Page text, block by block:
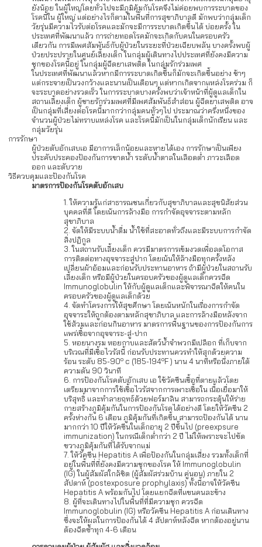
ยังน้อย ในผู้ใหญ่โดยทั่วไปจะมีภูมิคุ้มกันโรคจึงไม่ค่อยพบการระบาดของ
โรคนี้ใน ผู้ใหญ่ แต่อย่างไรก็ตามในพื้นที่การสุขาภิบาลดี มักพบว่ากลุ่มเด็ก
วัยรุ่นมีความไวรับต่อโรคและมักจะมีการระบาดเกิดขึ้นได้ บ่อยครั้ง ใน
ประเทศที่พัฒนาแล้ว การถ่ายทอดโรคมักจะเกิดกับคนในครอบครัว
เดียวกัน การมีเพศสัมพันธ์กับผู้ป่วยในระยะที่ป่วยเฉียบพลัน บางครั้งพบผู้
ป่วยประปรายในศูนย์เลี้ยงเด็ก ในกลุ่มผู้เดินทางไปประเทศที่ยังคงมีความ
ชุกของโรคนี้อยู่ ในกลุ่มผู้ฉีดยาเสพติด ในกลุ่มรักร่วมเพศ
ในประเทศที่พัฒนาแล้วหากมีการระบาดเกิดขึ้นก็มักจะเกิดขึ้นอย่าง ช้าๆ
แต่กระจายเป็นวงกว้างและนานเป็นเดือนๆ แต่หากเกิดจากแหล่งโรคร่วม ก็
จะระบาดอย่างรวดเร็ว ในการระบาดบางครั้งพบว่าเจ้าหน้าที่ผู้ดูแลเด็กใน
สถานเลี้ยงเด็ก ผู้ชายรักร่วมเพศที่มีเพศสัมพันธ์สำส่อน ผู้ฉีดยาเสพติด อาจ
เป็นกลุ่มที่เสี่ยงต่อโรคนี้มากกว่ากลุ่มคนทั่วๆไป ประมาณว่าครึ่งหนึ่งของ
จำนวนผู้ป่วยไม่ทราบแหล่งโรค และโรคนี้มักเป็นในกลุ่มเด็กนักเรียน และ
กลุ่มวัยรุ่น
การรักษา
ผู้ป่วยตับอักเสบเอ มีอาการเล็กน้อยและหายได้เอง การรักษาเป็นเพียง
ประคับประคองป้องกันการขาดน้ำ ระดับน้ำตาลในเลือดต่ำ ภาวะเลือด
ออก และตับวาย
วิธีควบคุมและป้องกันโรค
มาตรการป้องกันโรคตับอักเสบ
ให้ความรู้แก่สาธารณชนเกี่ยวกับสุขาภิบาลและสุขนิสัยส่วน
บุคคลที่ดี โดยเน้นการล้างมือ การกำจัดอุจจาระตามหลัก
สุขาภิบาล
จัดให้มีระบบน้ำดื่ม น้ำใช้ที่สะอาดทั่วถึงและมีระบบการกำจัด
สิ่งปฏิกูล
ในสถานรับเลี้ยงเด็ก ควรมีมาตรการเข้มงวดเพื่อลดโอกาส
การติดต่อทางอุจจาระสู่ปาก โดยเน้นให้ล้างมือทุกครั้งหลัง
เปลี่ยนผ้าอ้อมและก่อนรับประทานอาหาร ถ้ามีผู้ป่วยในสถานรับ
เลี้ยงเด็ก หรือมีผู้ป่วยในครอบครัวของผู้ดูแลเด็กควรฉีด
Immunoglobulin ให้กับผู้ดูแลเด็กและพิจารณาฉีดให้คนใน
ครอบครัวของผู้ดูแลเด็กด้วย
จัดทำโครงการให้สุขศึกษา โดยเน้นหนักในเรื่องการกำจัด
อุจจาระให้ถูกต้องตามหลักสุขาภิบาล และการล้างมือหลังจาก
ใช้ส้วมและก่อนกินอาหาร มาตรการพื้นฐานของการป้องกันการ
แพร่เชื้อจากอุจจาระ-สู่-ปาก
หอยนางรม หอยกาบและสัตว์น้ำจำพวกมีเปลือก ที่เก็บจาก
บริเวณที่มีเชื้อไวรัสนี้ ก่อนรับประทานควรทำให้สุกด้วยความ
ร้อน ระดับ 85-90o c (185-194oF ) นาน 4 นาทีหรือนึ่งภายใต้
ความดัน 90 วินาที
การป้องกันโรคตับอักเสบ เอ ใช้วัคซีนเชื้อที่ตายแล้วโดย
เตรียมมาจากการใช้เชื้อไวรัสจากการเพาะเชื้อใน เนื้อเยื่อมาให้
บริสุทธิ์ และทำลายฤทธ์ด้วยฟอร์มาลิน สามารถกระตุ้นให้ร่าย
กายสร้างภูมิคุ้มกันในการป้องกันโรคได้อย่างดี โดยให้วัคซีน 2
ครั้งห่างกัน 6 เดือน ภูมิคุ้มกันที่เกิดขึ้น สามารถป้องกันได้ นาน
มากกว่า 10 ปีให้วัคซีนในเด็กอายุ 2 ปีขึ้นไป (preexpsure
immunization) ในกรณีเด็กต่ำกว่า 2 ปี ไม่ให้เพราะจะไปขัด
ขวางภูมิคุ้มกันที่ได้รับจากแม่
ให้วัคซีน Hepatitis A เพื่อป้องกันในกลุ่มเสี่ยง รวมทั้งเด็กที่
อยู่ในพื้นที่ที่ยังคงมีความชุกของโรค ให้ Immunoglobulin
(IG) ในผู้สัมผัสใกล้ชิด (ผู้สัมผัสร่วมบ้าน คู่นอน) ภายใน 2
สัปดาห์ (postexposure prophylaxis) ทั้งนี้อาจให้วัคซีน
Hepatitis A พร้อมกันไป โดยแยกฉีดที่แขนคนละข้าง
ผู้ที่จะเดินทางไปในพื้นที่ที่มีความชุก ควรฉีด
Immunoglobulin (IG) หรือวัคซีน Hepatitis A ก่อนเดินทาง
ซึ่งจะให้ผลในการป้องกันได้ 4 สัปดาห์หลังฉีด หากต้องอยู่นาน
ต้องฉีดซ้ำทุก 4-6 เดือน